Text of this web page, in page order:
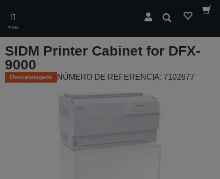
main
content
Menú
Buscar
SIDM Printer Cabinet for DFX-
9000
Descatalogado NÚMERO DE REFERENCIA: 7102677